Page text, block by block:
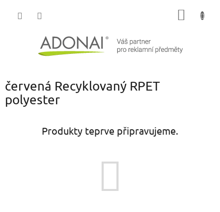
červená Recyklovaný RPET
polyester
Produkty teprve připravujeme.